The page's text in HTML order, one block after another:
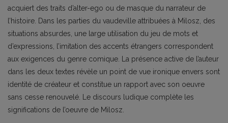
acquiert des traits d’alter-ego ou de masque du narrateur de
l’histoire. Dans les parties du vaudeville attribuées à Milosz, des
situations absurdes, une large utilisation du jeu de mots et
d’expressions, l’imitation des accents étrangers correspondent
aux exigences du genre comique. La présence active de l’auteur
dans les deux textes révèle un point de vue ironique envers sont
identité de créateur et constitue un rapport avec son oeuvre
sans cesse renouvelé. Le discours ludique complète les
significations de l’oeuvre de Milosz.